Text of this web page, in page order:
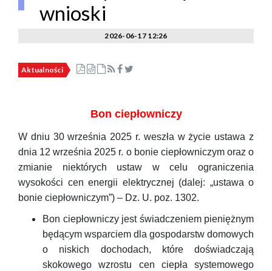
wnioski
2026-06-17 12:26
Aktualności
Bon ciepłowniczy
W dniu 30 września 2025 r. weszła w życie ustawa z
dnia 12 września 2025 r. o bonie ciepłowniczym oraz o
zmianie niektórych ustaw w celu ograniczenia
wysokości cen energii elektrycznej (dalej: „ustawa o
bonie ciepłowniczym”) – Dz. U. poz. 1302.
Bon ciepłowniczy jest świadczeniem pieniężnym
będącym wsparciem dla gospodarstw domowych
o niskich dochodach, które doświadczają
skokowego wzrostu cen ciepła systemowego